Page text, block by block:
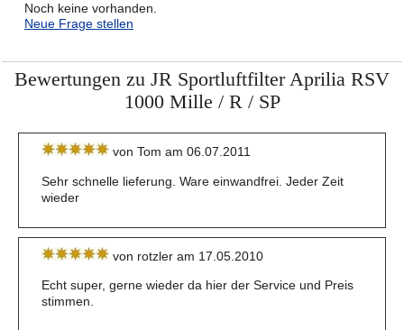
Noch keine vorhanden.
Neue Frage stellen
Bewertungen zu JR Sportluftfilter Aprilia RSV
1000 Mille / R / SP
von Tom am 06.07.2011
Sehr schnelle lieferung. Ware einwandfrei. Jeder Zeit
wieder
von rotzler am 17.05.2010
Echt super, gerne wieder da hier der Service und Preis
stimmen.